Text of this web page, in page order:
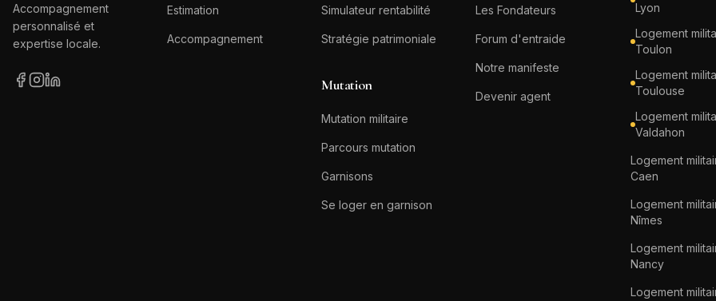
Accompagnement
personnalisé et
expertise locale.
Estimation
Accompagnement
Simulateur rentabilité
Stratégie patrimoniale
Mutation
Mutation militaire
Parcours mutation
Garnisons
Se loger en garnison
Les Fondateurs
Forum d'entraide
Notre manifeste
Devenir agent
Lyon
Logement
Toulon
Logement
Toulouse
Logement
Valdahon
Logement
Caen
Logement
Nîmes
Logement
Nancy
Logement